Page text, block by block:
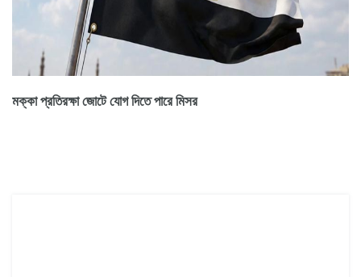
মক্কা প্রতিরক্ষা জোটে যোগ দিতে পারে মিসর